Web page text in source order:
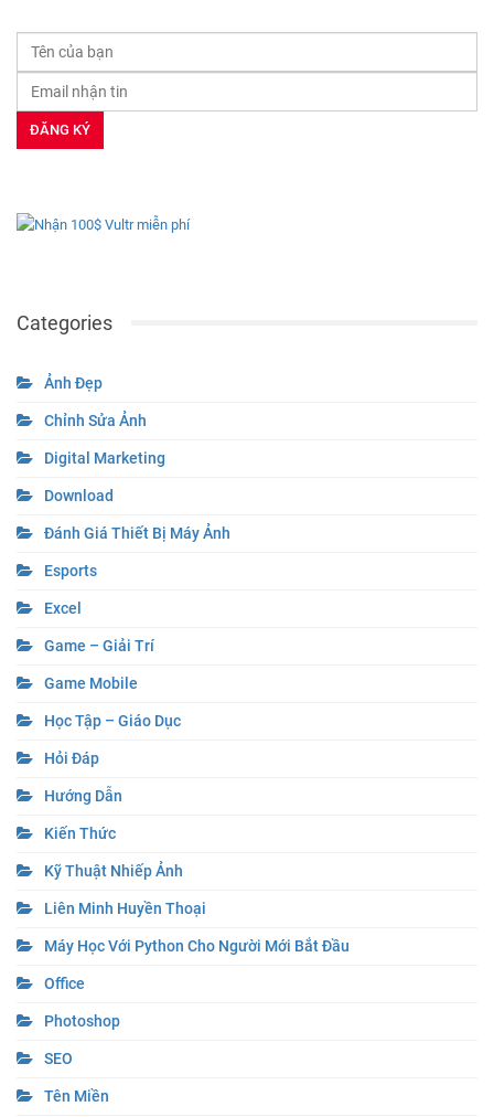
Categories
Ảnh Đẹp
Chỉnh Sửa Ảnh
Digital Marketing
Download
Đánh Giá Thiết Bị Máy Ảnh
Esports
Excel
Game – Giải Trí
Game Mobile
Học Tập – Giáo Dục
Hỏi Đáp
Hướng Dẫn
Kiến Thức
Kỹ Thuật Nhiếp Ảnh
Liên Minh Huyền Thoại
Máy Học Với Python Cho Người Mới Bắt Đầu
Office
Photoshop
SEO
Tên Miền